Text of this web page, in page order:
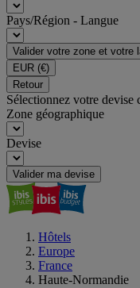
Pays/Région - Langue
Valider votre zone et votre
EUR (€)
Retour
Sélectionnez votre devise
Zone géographique
Devise
Valider ma devise
Hôtels
Europe
France
Haute-Normandie